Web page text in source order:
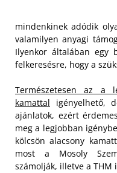
mindenkinek adódik
valamilyen anyagi
Ilyenkor általában egy
felkeresésre, hogy a
Természetesen az a
kamattal igényelhető,
ajánlatok, ezért
meg a legjobban
kölcsön alacsony
most a Mosoly
számolják, illetve a THM